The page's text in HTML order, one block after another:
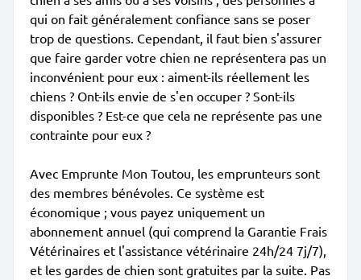
qui on fait généralement confiance sans se poser
trop de questions. Cependant, il faut bien s'assurer
que faire garder votre chien ne représentera pas un
inconvénient pour eux : aiment-ils réellement les
chiens ? Ont-ils envie de s'en occuper ? Sont-ils
disponibles ? Est-ce que cela ne représente pas une
contrainte pour eux ?
Avec Emprunte Mon Toutou, les emprunteurs sont
des membres bénévoles. Ce système est
économique ; vous payez uniquement un
abonnement annuel (qui comprend la Garantie Frais
Vétérinaires et l'assistance vétérinaire 24h/24 7j/7),
et les gardes de chien sont gratuites par la suite. Pas